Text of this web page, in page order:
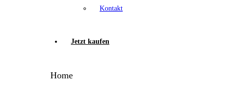
Kontakt
Jetzt kaufen
Home